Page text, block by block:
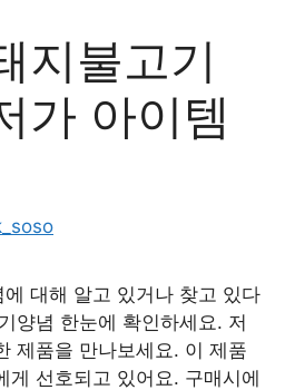
지불고기
가 아이템
대해 알고 있거나 찾고 있다
양념 한눈에 확인하세요. 저
제품을 만나보세요. 이 제품
게 선호되고 있어요. 구매시에